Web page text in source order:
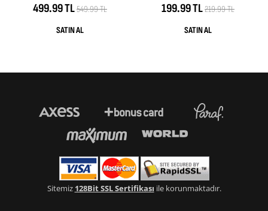
499.99 TL549.99 TL 199.99 TL219.99 TL
Sitemiz 128Bit SSL Sertifikası ile korunmaktadır.